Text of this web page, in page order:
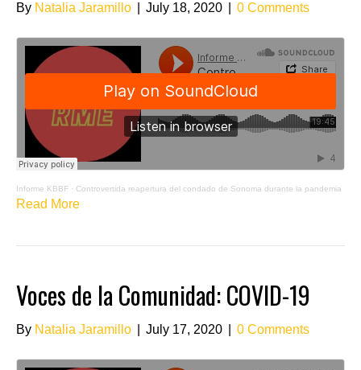
By Natalia Jaramillo July 18, 2020 0 Comments
Informe KBBF · Controvertida reapertura del condado de Sonoma durante la pandemia
Read More
Voces de la Comunidad: COVID-19
By Natalia Jaramillo July 17, 2020 0 Comments